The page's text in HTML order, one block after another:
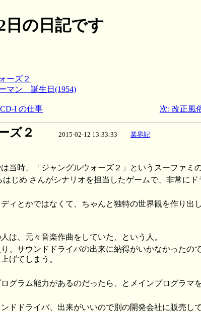
日の日記です
ーズ２
マン 誕生日(1954)
I の仕事 次: 改正風
ズ２ 2015-02-12 13:33:33 業界記
当時、「ジャングルウォーズ２」というスーファミの
じめ さんがシナリオを担当したゲームで、非常にド
ィとかではなくて、ちゃんと独特の世界観を作り出
は、元々音楽作曲をしていた、という人。
、サウンドドライバの出来に納得がいかなかったの
げてしまう。
グラム能力があるのだったら、とメインプログラマ
ドドライバ、出来がいいので別の開発会社に販売し